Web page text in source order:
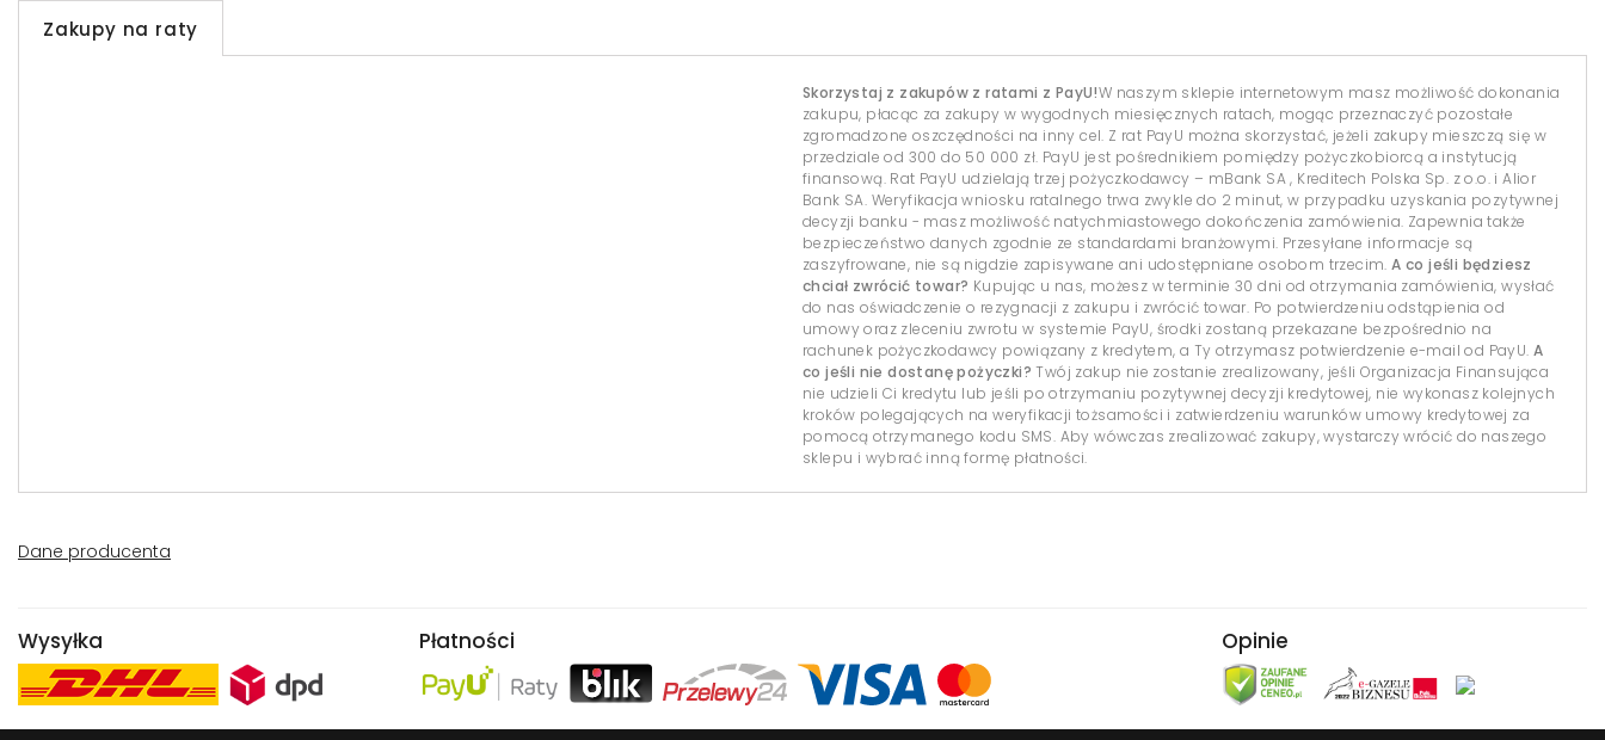
Zakupy na raty
Skorzystaj z zakupów z ratami z PayU!W naszym sklepie internetowym masz możliwość dokonania
zakupu, płacąc za zakupy w wygodnych miesięcznych ratach, mogąc przeznaczyć pozostałe
zgromadzone oszczędności na inny cel. Z rat PayU można skorzystać, jeżeli zakupy mieszczą się w
przedziale od 300 do 50 000 zł. PayU jest pośrednikiem pomiędzy pożyczkobiorcą a instytucją
finansową. Rat PayU udzielają trzej pożyczkodawcy – mBank SA , Kreditech Polska Sp. z o.o. i Alior
Bank SA. Weryfikacja wniosku ratalnego trwa zwykle do 2 minut, w przypadku uzyskania pozytywnej
decyzji banku - masz możliwość natychmiastowego dokończenia zamówienia. Zapewnia także
bezpieczeństwo danych zgodnie ze standardami branżowymi. Przesyłane informacje są
zaszyfrowane, nie są nigdzie zapisywane ani udostępniane osobom trzecim. A co jeśli będziesz
chciał zwrócić towar? Kupując u nas, możesz w terminie 30 dni od otrzymania zamówienia, wysłać
do nas oświadczenie o rezygnacji z zakupu i zwrócić towar. Po potwierdzeniu odstąpienia od
umowy oraz zleceniu zwrotu w systemie PayU, środki zostaną przekazane bezpośrednio na
rachunek pożyczkodawcy powiązany z kredytem, a Ty otrzymasz potwierdzenie e-mail od PayU. A
co jeśli nie dostanę pożyczki? Twój zakup nie zostanie zrealizowany, jeśli Organizacja Finansująca
nie udzieli Ci kredytu lub jeśli po otrzymaniu pozytywnej decyzji kredytowej, nie wykonasz kolejnych
kroków polegających na weryfikacji tożsamości i zatwierdzeniu warunków umowy kredytowej za
pomocą otrzymanego kodu SMS. Aby wówczas zrealizować zakupy, wystarczy wrócić do naszego
sklepu i wybrać inną formę płatności.
Dane producenta
Wysyłka Płatności Opinie